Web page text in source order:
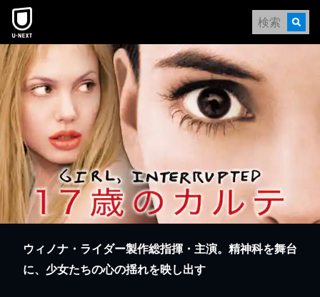
本文へスキップ
ウィノナ・ライダー製作総指揮・主演。精神科を舞台
に、少女たちの心の揺れを映し出す